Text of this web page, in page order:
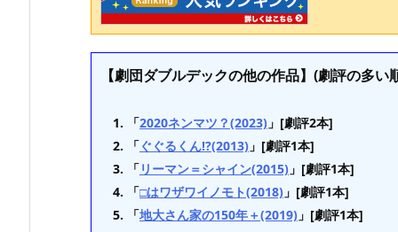
【劇団ダブルデックの他の作品】(劇評の多い
「2020ネンマツ？(2023) 」[劇評2本]
「ぐぐるくん!?(2013) 」[劇評1本]
「リーマン＝シャイン(2015) 」[劇評1本]
「□はワザワイノモト(2018) 」[劇評1本]
「地大さん家の150年＋(2019) 」[劇評1本]